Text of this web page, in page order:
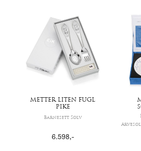
METTER LITEN FUGL
PIKE
Barnesett Sølv
6.598,-